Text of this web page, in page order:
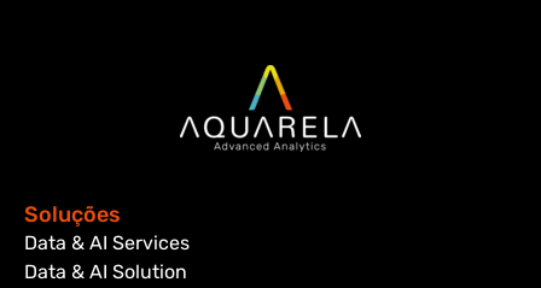
Soluções
Data & AI Services
Data & AI Solution